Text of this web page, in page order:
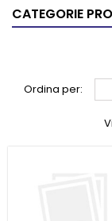
CATEGORIE
Ordina per: